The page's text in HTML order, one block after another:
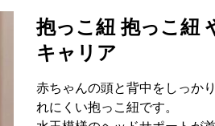
抱っこ紐 抱っこ紐
キャリア
赤ちゃんの頭と背中をしっか
れにくい抱っこ紐です。